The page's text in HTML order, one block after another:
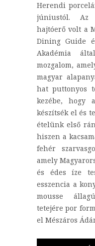
Herendi
júniustól. Az
hajtóerő volt a
Dining Guide
Akadémia
mozgalom,
magyar
hat puttonyos
kezébe, hogy
készítsék el és
ételünk első
hiszen a
fehér
amely
és édes íze
esszencia a
mousse
tetejére por
el Mészáros